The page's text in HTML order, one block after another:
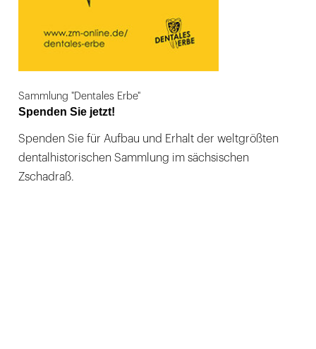
Sammlung "Dentales Erbe"
Spenden Sie jetzt!
Spenden Sie für Aufbau und Erhalt der weltgrößten
dentalhistorischen Sammlung im sächsischen
Zschadraß.